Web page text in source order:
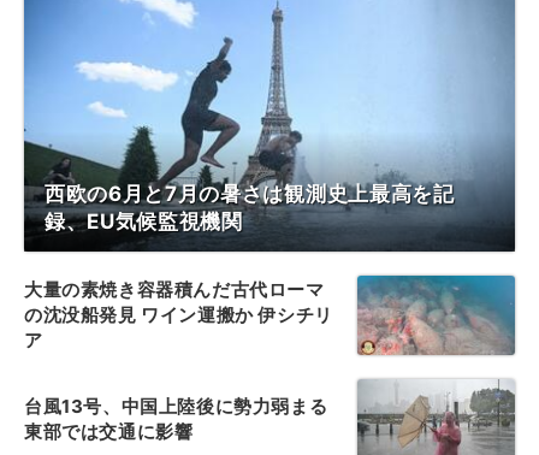
西欧の6月と7月の暑さは観測史上最高を記
録、EU気候監視機関
大量の素焼き容器積んだ古代ローマ
の沈没船発見 ワイン運搬か 伊シチリ
ア
台風13号、中国上陸後に勢力弱まる
東部では交通に影響